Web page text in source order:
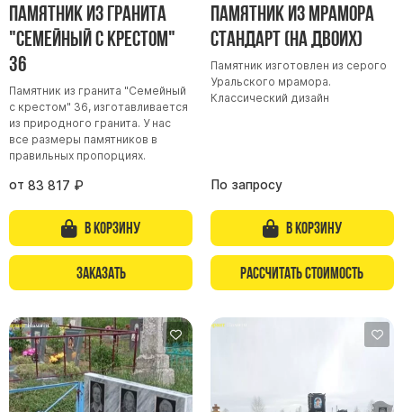
Памятник из гранита
"Семейный с крестом"
36
Памятник из гранита "Семейный
с крестом" 36, изготавливается
из природного гранита. У нас
все размеры памятников в
правильных пропорциях.
от 83 817 ₽
В корзину
Заказать
Памятник из мрамора
Стандарт (на двоих)
Памятник изготовлен из серого
Уральского мрамора.
Классический дизайн
По запросу
В корзину
Рассчитать стоимость